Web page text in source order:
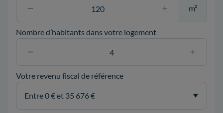
m²
Nombre d’habitants dans votre logement
Votre revenu fiscal de référence